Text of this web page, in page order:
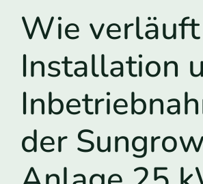
Wie
Installation
der